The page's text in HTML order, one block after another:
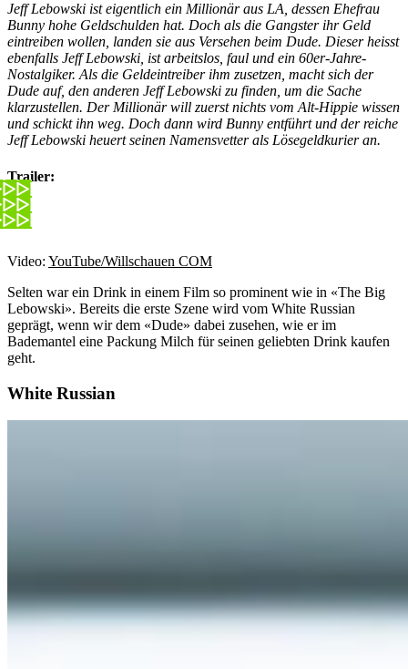
Jeff Lebowski ist eigentlich ein Millionär aus LA, dessen Ehefrau
Bunny hohe Geldschulden hat. Doch als die Gangster ihr Geld
eintreiben wollen, landen sie aus Versehen beim Dude. Dieser heisst
ebenfalls Jeff Lebowski, ist arbeitslos, faul und ein 60er-Jahre-
Nostalgiker. Als die Geldeintreiber ihm zusetzen, macht sich der
Dude auf, den anderen Jeff Lebowski zu finden, um die Sache
klarzustellen. Der Millionär will zuerst nichts vom Alt-Hippie wissen
und schickt ihn weg. Doch dann wird Bunny entführt und der reiche
Jeff Lebowski heuert seinen Namensvetter als Lösegeldkurier an.
Trailer:
Video: YouTube/Willschauen COM
Selten war ein Drink in einem Film so prominent wie in «The Big
Lebowski». Bereits die erste Szene wird vom White Russian
geprägt, wenn wir dem «Dude» dabei zusehen, wie er im
Bademantel eine Packung Milch für seinen geliebten Drink kaufen
geht.
White Russian